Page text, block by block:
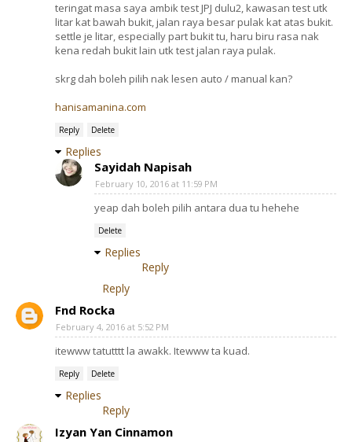
teringat masa saya ambik test JPJ dulu2, kawasan test utk
litar kat bawah bukit, jalan raya besar pulak kat atas bukit.
settle je litar, especially part bukit tu, haru biru rasa nak
kena redah bukit lain utk test jalan raya pulak.
skrg dah boleh pilih nak lesen auto / manual kan?
hanisamanina.com
Reply Delete
Replies
Sayidah Napisah
February 10, 2016 at 11:59 PM
yeap dah boleh pilih antara dua tu hehehe
Delete
Replies
Reply
Reply
Fnd Rocka
February 4, 2016 at 5:52 PM
itewww tatutttt la awakk. Itewww ta kuad.
Reply Delete
Replies
Reply
Izyan Yan Cinnamon